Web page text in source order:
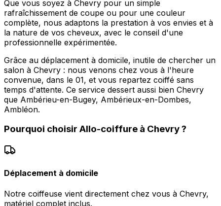
Que vous soyez à Chevry pour un simple
rafraîchissement de coupe ou pour une couleur
complète, nous adaptons la prestation à vos envies et à
la nature de vos cheveux, avec le conseil d'une
professionnelle expérimentée.
Grâce au déplacement à domicile, inutile de chercher un
salon à Chevry : nous venons chez vous à l'heure
convenue, dans le 01, et vous repartez coiffé sans
temps d'attente. Ce service dessert aussi bien Chevry
que Ambérieu-en-Bugey, Ambérieux-en-Dombes,
Ambléon.
Pourquoi choisir Allo-coiffure à Chevry?
Déplacement à domicile
Notre coiffeuse vient directement chez vous à Chevry,
matériel complet inclus.